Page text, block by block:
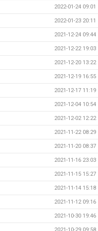
2022-01-24 09:01
2022-01-23 20:11
2021-12-24 09:44
2021-12-22 19:03
2021-12-20 13:22
2021-12-19 16:55
2021-12-17 11:19
2021-12-04 10:54
2021-12-02 12:22
2021-11-22 08:29
2021-11-20 08:37
2021-11-16 23:03
2021-11-15 15:27
2021-11-14 15:18
2021-11-12 09:16
2021-10-30 19:46